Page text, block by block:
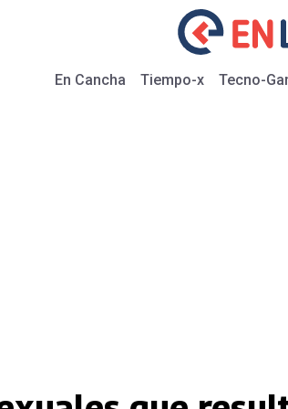
En Cancha Tiempo-x Tecno-